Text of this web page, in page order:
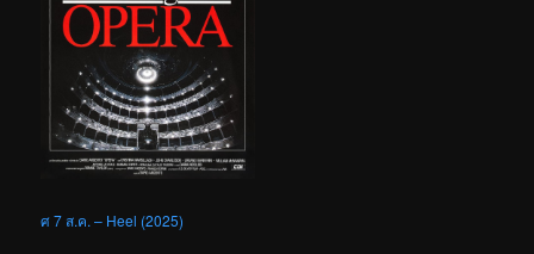
ศ 7 ส.ค. – Heel (2025)